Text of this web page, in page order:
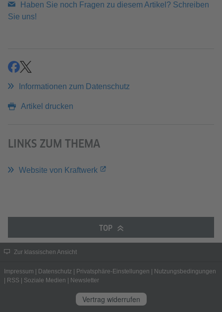
Haben Sie noch Fragen zu diesem Artikel? Schreiben
Sie uns!
teilenteilen
Informationen zum Datenschutz
Artikel drucken
LINKS ZUM THEMA
Website von Kraftwerk
TOP
Zur klassischen Ansicht
Impressum Datenschutz Privatsphäre-Einstellungen
Nutzungsbedingungen
RSS Soziale Medien Newsletter
Vertrag widerrufen